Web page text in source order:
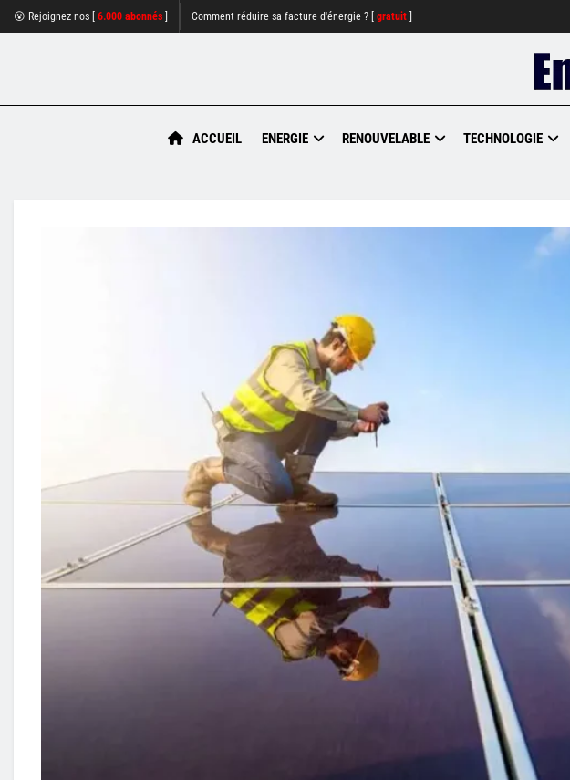
😮 Rejoignez nos [ 6.000 abonnés Comment réduire sa facture d'énergie ? [ gratuit
ACCUEIL ENERGIE RENOUVELABLE TECHNOLOGIE